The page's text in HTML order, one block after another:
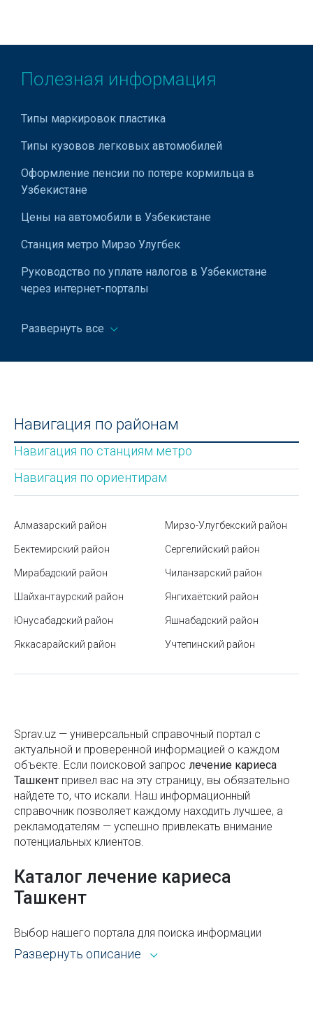
Полезная информация
Типы маркировок пластика
Типы кузовов легковых автомобилей
Оформление пенсии по потере кормильца в
Узбекистане
Цены на автомобили в Узбекистане
Станция метро Мирзо Улугбек
Руководство по уплате налогов в Узбекистане
через интернет-порталы
Парк Tashkent City в Ташкенте
Срок годности пищевых продуктов
Куйлюкский базар в Ташкенте
Как увлажнить воздух в комнате подручными
Станция метро Ташкент
Алайский базар в Ташкенте
Базар Чорсу в Ташкенте
Какие языки чаще всего выбирают на филфаке
Условные знаки топографических карт
Как проверить задолженность перед выездом из
Узбекистана и избежать запрета
Как научиться плавать?
Нормы роста и веса детей по возрасту
Почтовые индексы Узбекистана
Узбекистана
Мирабадский район
Яккасарайский район
Как мониторить билеты, чтобы поймать
Развернуть все
Навигация по районам
Навигация по станциям метро
Навигация по ориентирам
Алмазарский район
Бектемирский район
Мирабадский район
Мирзо-Улугбекский район
Сергелийский район
Чиланзарский район
Шайхантаурский район
Юнусабадский район
Яккасарайский район
Янгихаётский район
Яшнабадский район
Учтепинский район
Sprav.uz — универсальный справочный портал с
актуальной и проверенной информацией о каждом
объекте. Если поисковой запроc лечение кариеса
Ташкент привел вас на эту страницу, вы обязательно
найдете то, что искали. Наш информационный
справочник позволяет каждому находить лучшее, а
рекламодателям — успешно привлекать внимание
потенциальных клиентов.
Каталог лечение кариеса
Ташкент
Выбор нашего портала для поиска информации
открывает широкие возможности. Каталог Sprav для
пользователей и рекламодателей — это:
Развернуть описание